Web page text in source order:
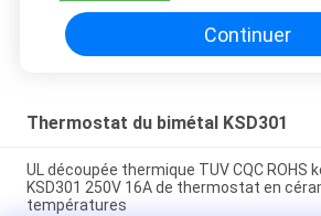
Continuer
Thermostat du bimétal KSD301
UL découpée thermique TUV CQC
KSD301 250V 16A de thermostat en
températures